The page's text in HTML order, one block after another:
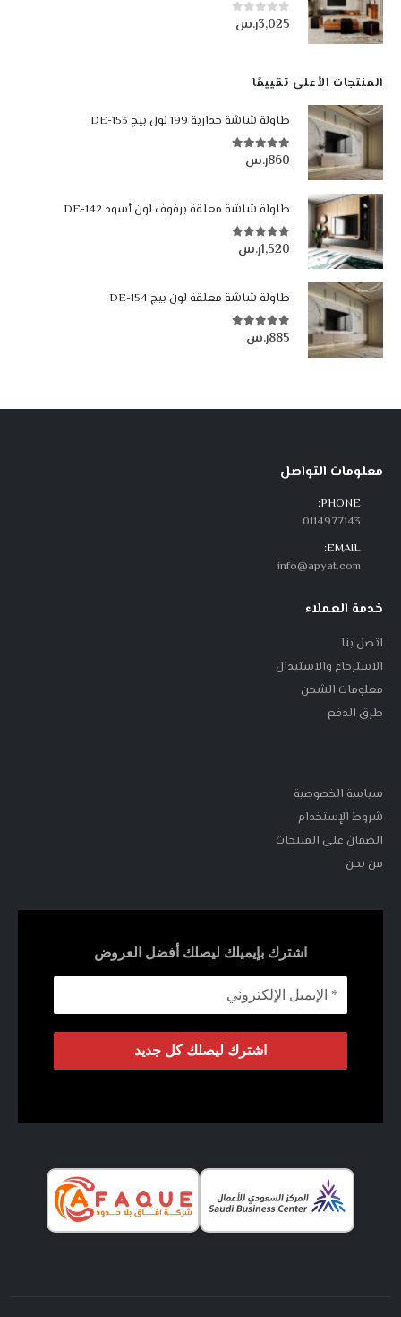
0من أصل 5
3,025ر.س
المنتجات الأعلى تقييمًا
طاولة شاشة جدارية 199 لون بيج DE-153
5.00 من أصل 5 860ر.س
طاولة شاشة معلقة برفوف لون أسود DE-142
5.00من أصل 51,520ر.س
طاولة شاشة معلقة لون بيج DE-154
5.00 من أصل 5 885ر.س
معلومات التواصل
PHONE:
0114977143
EMAIL:
info@apyat.com
خدمة العملاء
اتصل بنا
الاسترجاع والاستبدال
معلومات الشحن
طرق الدفع
سياسة الخصوصية
شروط الإستخدام
الضمان على المنتجات
من نحن
اشترك بإيميلك ليصلك أفضل العروض